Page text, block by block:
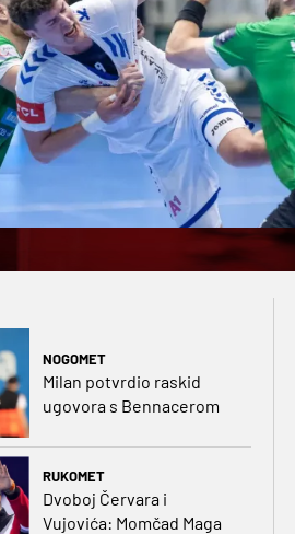
NOGOMET
Milan potvrdio raskid
ugovora s Bennacerom
RUKOMET
Dvoboj Červara i
Vujovića: Momčad Maga